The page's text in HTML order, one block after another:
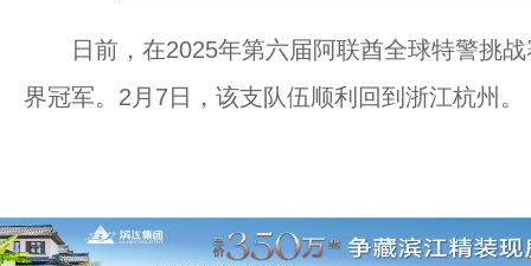
日前，在2025年第六届阿联酋全球特警挑战
界冠军。2月7日，该支队伍顺利回到浙江杭州